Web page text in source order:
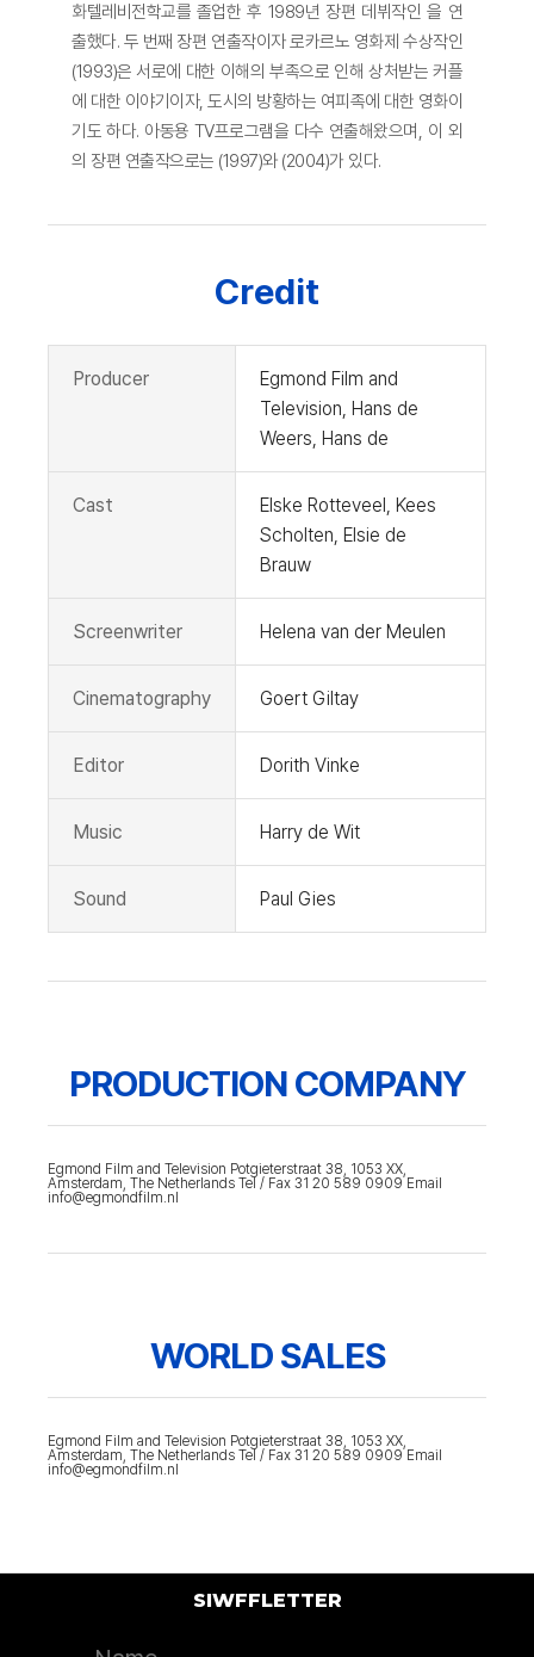
화텔레비전학교를 졸업한 후 1989년 장편 데뷔작인 을 연
출했다. 두 번째 장편 연출작이자 로카르노 영화제 수상작인
(1993)은 서로에 대한 이해의 부족으로 인해 상처받는 커플
에 대한 이야기이자, 도시의 방황하는 여피족에 대한 영화이
기도 하다. 아동용 TV프로그램을 다수 연출해왔으며, 이 외
의 장편 연출작으로는 (1997)와 (2004)가 있다.
Credit
Producer
Egmond Film and
Television, Hans de
Weers, Hans de
Cast
Elske Rotteveel, Kees
Scholten, Elsie de
Brauw
Screenwriter Helena van der Meulen
Cinematography Goert Giltay
Editor Dorith Vinke
Music Harry de Wit
Sound Paul Gies
PRODUCTION COMPANY
Egmond Film and Television Potgieterstraat 38, 1053 XX,
Amsterdam, The Netherlands Tel / Fax 31 20 589 0909 Email
info@egmondfilm.nl
WORLD SALES
Egmond Film and Television Potgieterstraat 38, 1053 XX,
Amsterdam, The Netherlands Tel / Fax 31 20 589 0909 Email
info@egmondfilm.nl
SIWFFLETTER